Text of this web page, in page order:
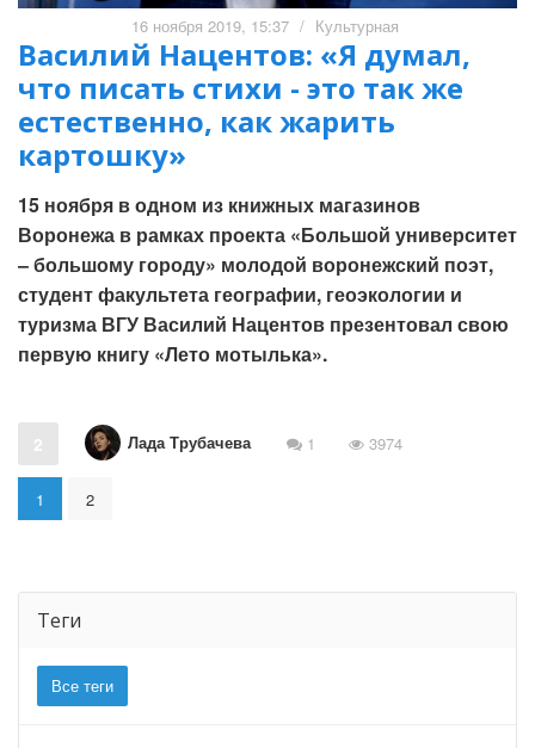
16 ноября 2019, 15:37 / Культурная
Василий Нацентов: «Я думал,
что писать стихи - это так же
естественно, как жарить
картошку»
15 ноября в одном из книжных магазинов
Воронежа в рамках проекта «Большой университет
– большому городу» молодой воронежский поэт,
студент факультета географии, геоэкологии и
туризма ВГУ Василий Нацентов презентовал свою
первую книгу «Лето мотылька».
2 Лада Трубачева 1 3974
1 2
Теги
Все теги